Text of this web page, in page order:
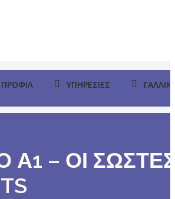
ΠΡΟΦΊΛ ΥΠΗΡΕΣΊΕΣ
Α1 – ΟΙ